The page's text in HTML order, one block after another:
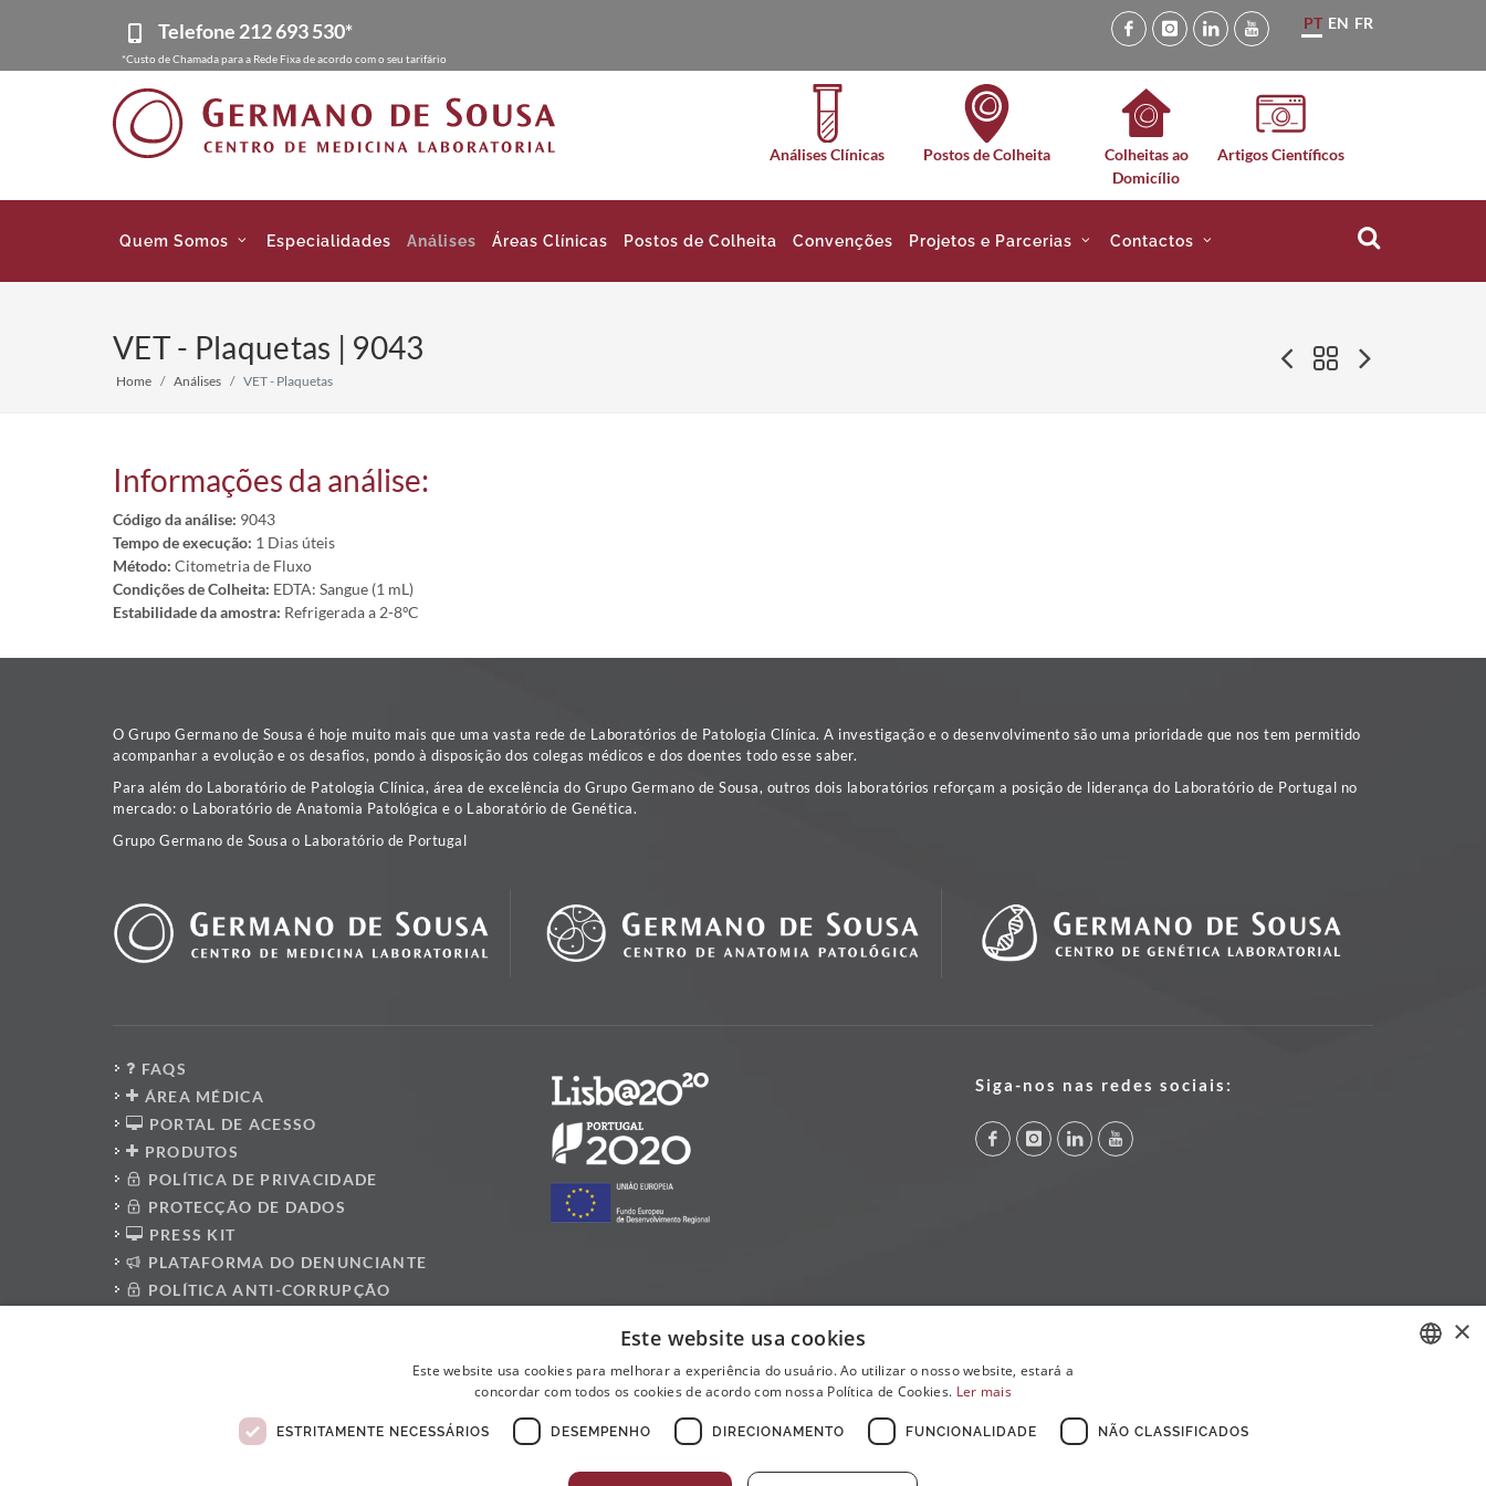
Telefone212 693 530*
*Custo de Chamada para a Rede Fixa de acordo com o seu tarifário
PT EN FR
Análises Clínicas Postos de Colheita
Colheitas ao
Domicílio
Artigos Científicos
Quem Somos Especialidades Análises Áreas Clínicas Postos de Colheita Convenções Projetos e Parcerias Contactos
VET - Plaquetas | 9043
Home Análises VET - Plaquetas
Informações da análise:
Código da análise: 9043
Tempo de execução: 1 Dias úteis
Método: Citometria de Fluxo
Condições de Colheita: EDTA: Sangue (1 mL)
Estabilidade da amostra: Refrigerada a 2-8ºC
O Grupo Germano de Sousa é hoje muito mais que uma vasta rede de Laboratórios de Patologia Clínica. A investigação e o desenvolvimento são uma prioridade que nos tem permitido
acompanhar a evolução e os desafios, pondo à disposição dos colegas médicos e dos doentes todo esse saber.
Para além do Laboratório de Patologia Clínica, área de excelência do Grupo Germano de Sousa, outros dois laboratórios reforçam a posição de liderança do Laboratório de Portugal no
mercado: o Laboratório de Anatomia Patológica e o Laboratório de Genética.
Grupo Germano de Sousa o Laboratório de Portugal
FAQS
ÁREA MÉDICA
PORTAL DE ACESSO
PRODUTOS
POLÍTICA DE PRIVACIDADE
PROTECÇÃO DE DADOS
PRESS KIT
PLATAFORMA DO DENUNCIANTE
POLÍTICA ANTI-CORRUPÇÃO
Siga-nos nas redes sociais:
×
Este website usa cookies
Este website usa cookies para melhorar a experiência do usuário. Ao utilizar o nosso website, estará a
concordar com todos os cookies de acordo com nossa Política de Cookies. Ler mais
ESTRITAMENTE NECESSÁRIOS DESEMPENHO DIRECIONAMENTO FUNCIONALIDADE NÃO CLASSIFICADOS